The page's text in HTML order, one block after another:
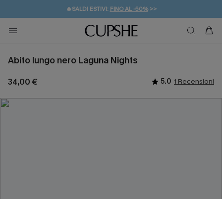
🔥SALDI ESTIVI: FINO AL -50%>>
🚚SPEDIZIONE GRATUITA DA 49€
💌REGALO PER I NUOVI: 20% DI SCONTO*
Abito lungo nero Laguna Nights
34,00 € 5.0 1 Recensioni